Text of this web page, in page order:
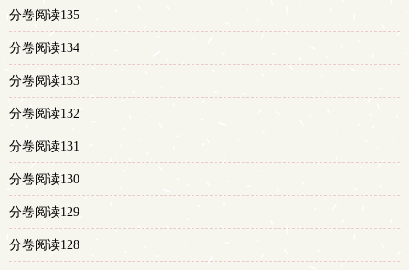
分卷阅读135
分卷阅读134
分卷阅读133
分卷阅读132
分卷阅读131
分卷阅读130
分卷阅读129
分卷阅读128